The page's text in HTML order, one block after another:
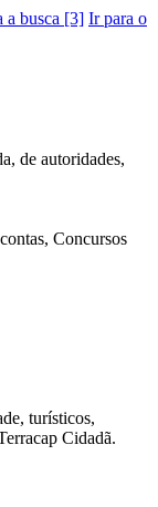
a busca [3] Ir para o
de autoridades,
Concursos
turísticos,
Cidadã.